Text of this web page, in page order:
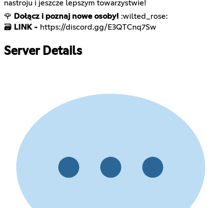
nastroju i jeszcze lepszym towarzystwie!
🌹
Dołącz i poznaj nowe osoby! :wilted_rose:
🗃️ LINK ➠ https://discord.gg/E3QTCnq7Sw
Server Details